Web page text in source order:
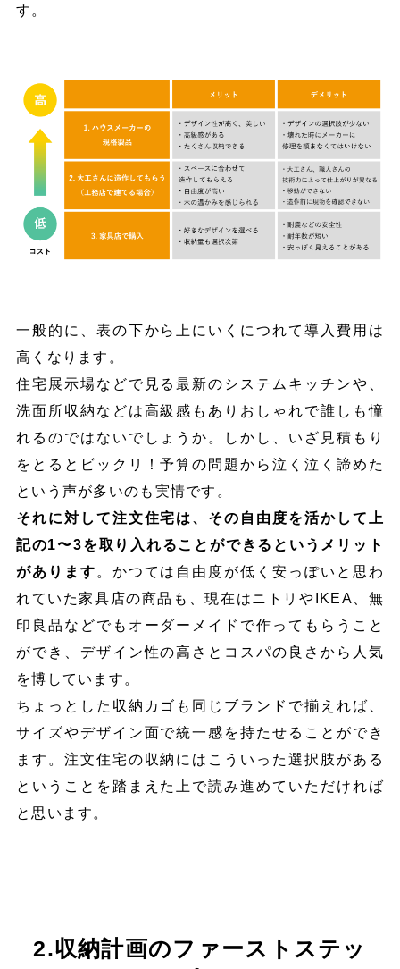
す。
一般的に、表の下から上にいくにつれて導入費用は
高くなります。
住宅展示場などで見る最新のシステムキッチンや、
洗面所収納などは高級感もありおしゃれで誰しも憧
れるのではないでしょうか。しかし、いざ見積もり
をとるとビックリ！予算の問題から泣く泣く諦めた
という声が多いのも実情です。
それに対して注文住宅は、その自由度を活かして上
記の1〜3を取り入れることができるというメリット
があります 。かつては自由度が低く安っぽいと思わ
れていた家具店の商品も、現在はニトリやIKEA、無
印良品などでもオーダーメイドで作ってもらうこと
ができ、デザイン性の高さとコスパの良さから人気
を博しています。
ちょっとした収納カゴも同じブランドで揃えれば、
サイズやデザイン面で統一感を持たせることができ
ます。注文住宅の収納にはこういった選択肢がある
ということを踏まえた上で読み進めていただければ
と思います。
2.収納計画のファーストステッ